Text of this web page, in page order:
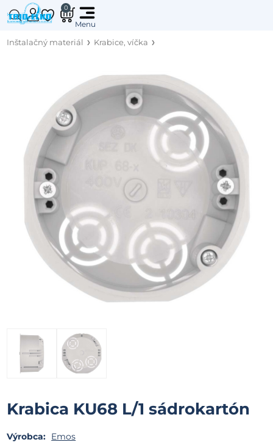
0
Inštalačný materiál Krabice, víčka
Krabica KU68 L/1 sádrokartón
Výrobca: Emos